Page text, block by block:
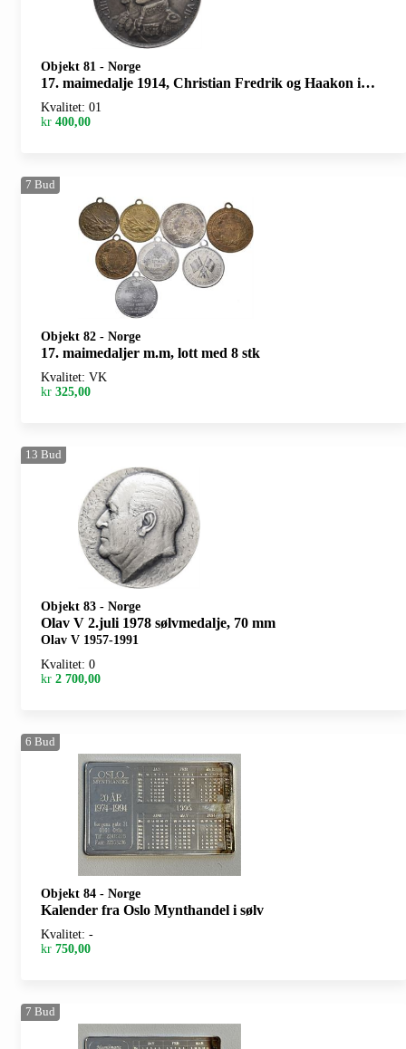
Objekt 81 - Norge
17. maimedalje 1914, Christian Fredrik og Haakon i sølv
Kvalitet: 01
kr 400,00
7 Bud
Objekt 82 - Norge
17. maimedaljer m.m, lott med 8 stk
Kvalitet: VK
kr 325,00
13 Bud
Objekt 83 - Norge
Olav V 2.juli 1978 sølvmedalje, 70 mm
Olav V 1957-1991
Kvalitet: 0
kr 2 700,00
6 Bud
Objekt 84 - Norge
Kalender fra Oslo Mynthandel i sølv
Kvalitet: -
kr 750,00
7 Bud